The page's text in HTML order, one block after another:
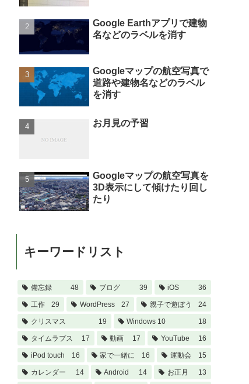
Google Earthアプリで建物
名などのラベルを消す
Googleマップの航空写真で
道路や建物名などのラベル
を消す
お月見の予習
Googleマップの航空写真を
3D表示にして傾けたり回し
たり
キーワードリスト
備忘録 48 ブログ 39 iOS 36
工作 29 WordPress 27 親子で遊ぼう 24
クリスマス 19 Windows 10 18
タイムラプス 17 動画 17 YouTube 16
iPod touch 16 家で一緒に 16 運動会 15
カレンダー 14 Android 14 お正月 13